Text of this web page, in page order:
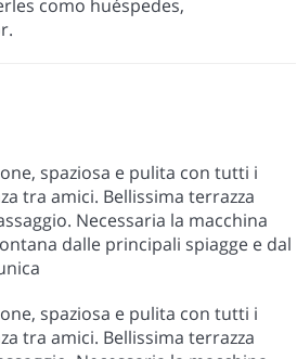
como huéspedes,
spaziosa e pulita con tutti i
tra amici. Bellissima terrazza
Necessaria la macchina
dalle principali spiagge e dal
spaziosa e pulita con tutti i
tra amici. Bellissima terrazza